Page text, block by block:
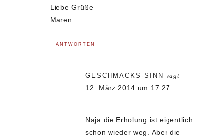
Liebe Grüße
Maren
ANTWORTEN
GESCHMACKS-SINN sagt
12. März 2014 um 17:27
Naja die Erholung ist eigentlich
schon wieder weg. Aber die